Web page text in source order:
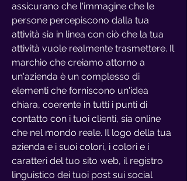
assicurano che l'immagine che le
persone percepiscono dalla tua
attività sia in linea con ciò che la tua
attività vuole realmente trasmettere. Il
marchio che creiamo attorno a
un'azienda è un complesso di
elementi che forniscono un'idea
chiara, coerente in tutti i punti di
contatto con i tuoi clienti, sia online
che nel mondo reale. Il logo della tua
azienda e i suoi colori, i colori e i
caratteri del tuo sito web, il registro
linguistico dei tuoi post sui social